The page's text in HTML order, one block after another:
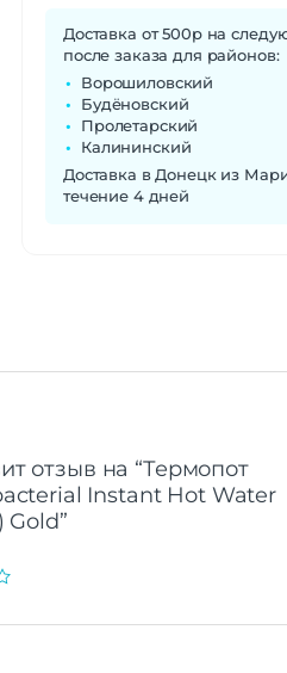
Доставка от 500р на
после заказа для районов:
Ворошиловский
Будёновский
Пролетарский
Калининский
Доставка в Донецк из
течение 4 дней
отзыв на “Термопот
Instant Hot Water
Gold”